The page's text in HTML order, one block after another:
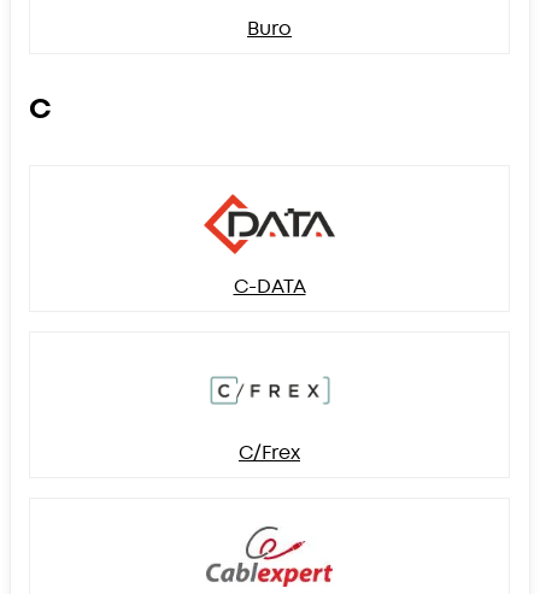
Buro
C
C-DATA
C/Frex